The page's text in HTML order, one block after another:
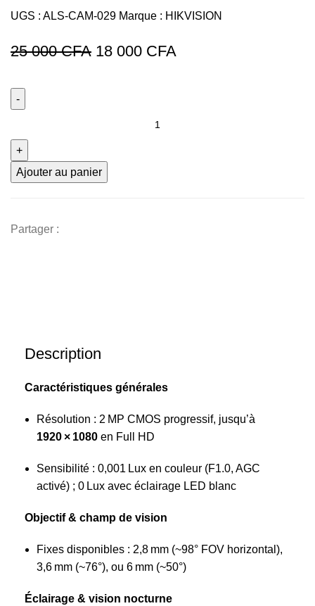
UGS : ALS-CAM-029 Marque : HIKVISION
25 000CFA Le
000 CFA.
18 000 CFA
Hikvision
DS‑2CE70DF0T‑PF
dome
24/7)
Ajouter au panier
Partager :
Description
Caractéristiques générales
Résolution : 2 MP CMOS progressif, jusqu’à
1920 × 1080 en Full HD
Sensibilité : 0,001 Lux en couleur (F1.0, AGC
activé) ; 0 Lux avec éclairage LED blanc
Objectif & champ de vision
Fixes disponibles : 2,8 mm (~98° FOV horizontal),
3,6 mm (~76°), ou 6 mm (~50°)
Éclairage & vision nocturne